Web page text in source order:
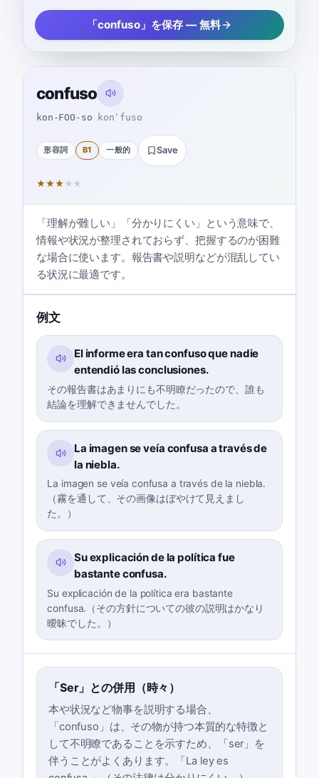
「confuso」を保存 — 無料
confuso
kon-FOO-so konˈfuso
形容詞 B1 一般的 Save
★★★ ★ ★
「理解が難しい」「分かりにくい」という意味で、
情報や状況が整理されておらず、把握するのが困難
な場合に使います。報告書や説明などが混乱してい
る状況に最適です。
例文
El informe era tan confuso que nadie
entendió las conclusiones.
その報告書はあまりにも不明瞭だったので、誰も
結論を理解できませんでした。
La imagen se veía confusa a través de
la niebla.
La imagen se veía confusa a través de la niebla.
（霧を通して、その画像はぼやけて見えまし
た。）
Su explicación de la política fue
bastante confusa.
Su explicación de la política era bastante
confusa.（その方針についての彼の説明はかなり
曖昧でした。）
「Ser」との併用（時々）
本や状況など物事を説明する場合、
「confuso」は、その物が持つ本質的な特徴と
して不明瞭であることを示すため、「ser」を
伴うことがよくあります。「La ley es